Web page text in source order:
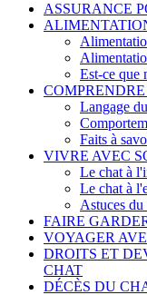
ASSURANCE
Est-ce que
Langage
Faits à
VIVRE AVEC
Le chat à
Le chat à
Astuces
FAIRE
VOYAGER
DROITS ET
CHAT
DÉCÈS DU